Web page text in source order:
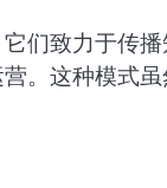
们致力于传
。这种模式